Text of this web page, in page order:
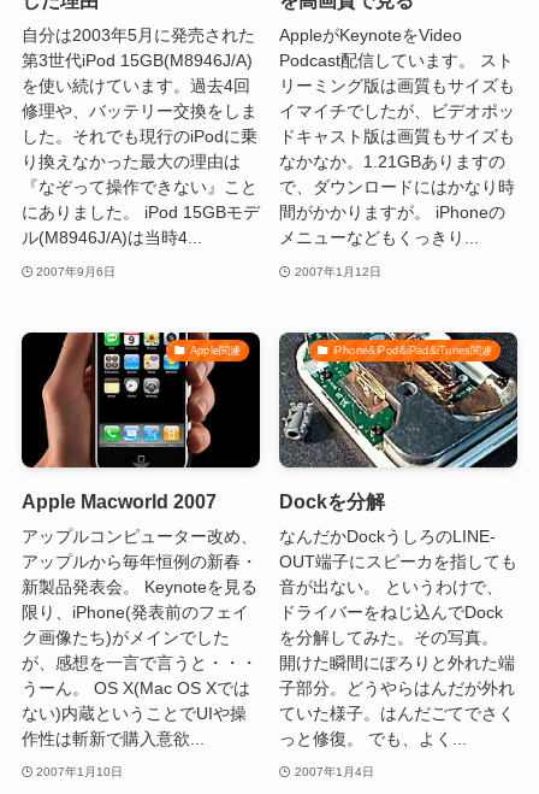
自分は2003年5月に発売された
第3世代iPod 15GB(M8946J/A)
を使い続けています。過去4回
修理や、バッテリー交換をしま
した。それでも現行のiPodに乗
り換えなかった最大の理由は
『なぞって操作できない』こと
にありました。 iPod 15GBモデ
ル(M8946J/A)は当時4...
2007年9月6日
AppleがKeynoteをVideo
Podcast配信しています。 スト
リーミング版は画質もサイズも
イマイチでしたが、ビデオポッ
ドキャスト版は画質もサイズも
なかなか。1.21GBありますの
で、ダウンロードにはかなり時
間がかかりますが。 iPhoneの
メニューなどもくっきり...
2007年1月12日
Apple関連
Apple Macworld 2007
アップルコンピューター改め、
アップルから毎年恒例の新春・
新製品発表会。 Keynoteを見る
限り、iPhone(発表前のフェイ
ク画像たち)がメインでした
が、感想を一言で言うと・・・
うーん。 OS X(Mac OS Xでは
ない)内蔵ということでUIや操
作性は斬新で購入意欲...
2007年1月10日
iPhone&iPod&iPad&iTunes関連
Dockを分解
なんだかDockうしろのLINE-
OUT端子にスピーカを指しても
音が出ない。 というわけで、
ドライバーをねじ込んでDock
を分解してみた。その写真。
開けた瞬間にぽろりと外れた端
子部分。どうやらはんだが外れ
ていた様子。はんだごてでさく
っと修復。 でも、よく...
2007年1月4日